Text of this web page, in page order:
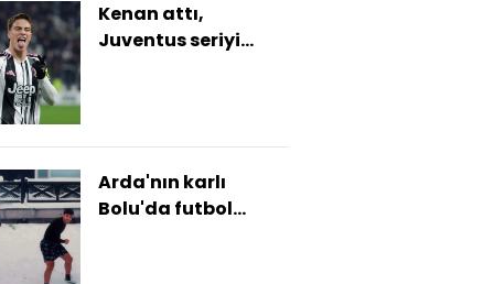
Kenan attı,
Juventus seriyi
Arda'nın karlı
Bolu'da futbol